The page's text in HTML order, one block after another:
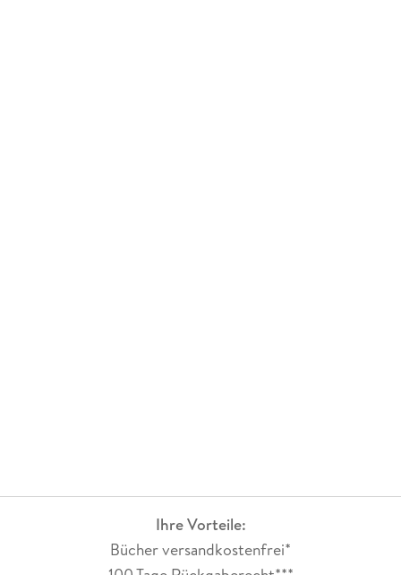
Ihre Vorteile:
Bücher versandkostenfrei*